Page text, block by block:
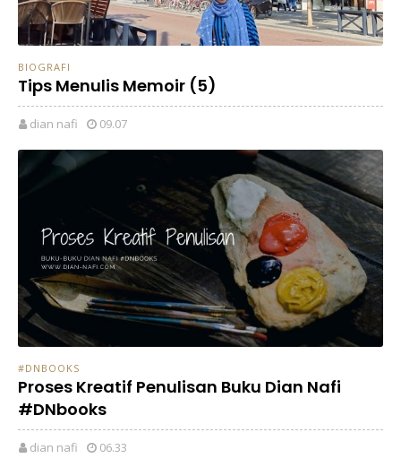
BIOGRAFI
Tips Menulis Memoir (5)
dian nafi 09.07
#DNBOOKS
Proses Kreatif Penulisan Buku Dian Nafi
#DNbooks
dian nafi 06.33